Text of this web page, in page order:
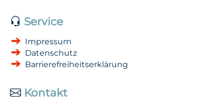
Service
Impressum
Datenschutz
Barrierefreiheitserklärung
Kontakt